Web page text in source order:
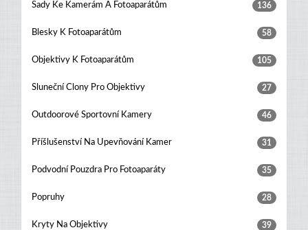
Sady Ke Kamerám A Fotoaparátům 136
Blesky K Fotoaparátům 58
Objektivy K Fotoaparátům 105
Sluneční Clony Pro Objektivy 27
Outdoorové Sportovní Kamery 46
Příšlušenství Na Upevňování Kamer 31
Podvodní Pouzdra Pro Fotoaparáty 35
Popruhy 28
Kryty Na Objektivy 39